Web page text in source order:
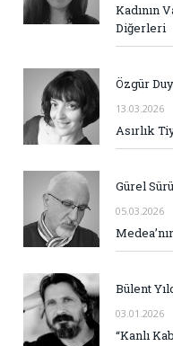
Kadının
Diğerleri
Özgür
13.03.2026
Asırlık
Gürel
05.03.2026
Bülent
03.01.2026
“Kanlı